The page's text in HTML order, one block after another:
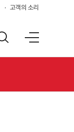
고객의 소리